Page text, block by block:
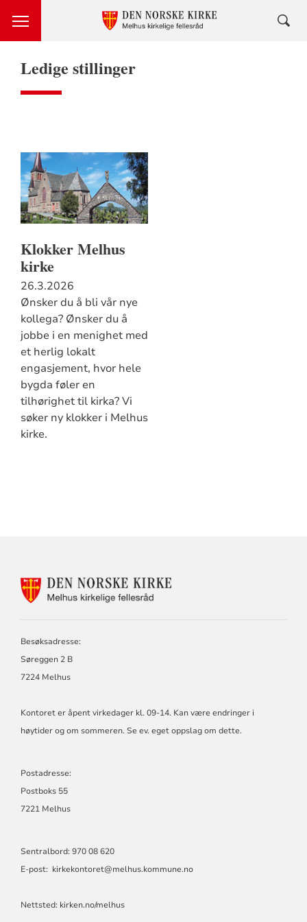
Ledige stillinger
Klokker Melhus
kirke
26.3.2026
Ønsker du å bli vår nye
kollega? Ønsker du å
jobbe i en menighet med
et herlig lokalt
engasjement, hvor hele
bygda føler en
tilhørighet til kirka? Vi
søker ny klokker i Melhus
kirke.
KONTAKTINFORMASJON
Besøksadresse:
Søreggen 2 B
7224 Melhus
Kontoret er åpent virkedager kl. 09-14. Kan være endringer i
høytider og om sommeren. Se ev. eget oppslag om dette.
Postadresse:
Postboks 55
7221 Melhus
Sentralbord: 970 08 620
E-post: kirkekontoret@melhus.kommune.no
Nettsted: kirken.no/melhus